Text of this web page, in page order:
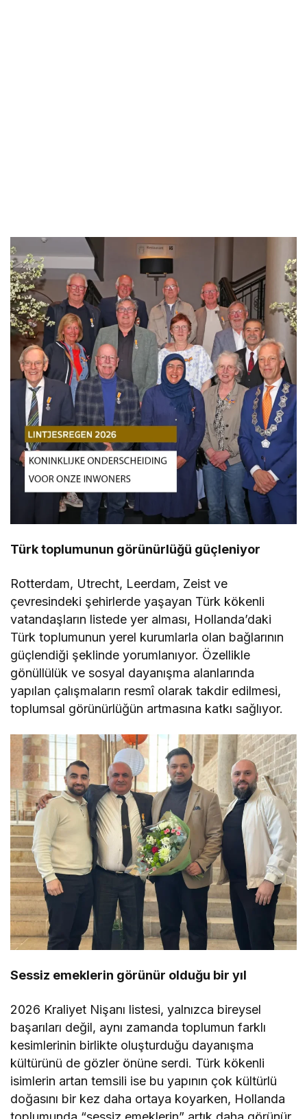
Türk toplumunun görünürlüğü güçleniyor
Rotterdam, Utrecht, Leerdam, Zeist ve
çevresindeki şehirlerde yaşayan Türk kökenli
vatandaşların listede yer alması, Hollanda’daki
Türk toplumunun yerel kurumlarla olan bağlarının
güçlendiği şeklinde yorumlanıyor. Özellikle
gönüllülük ve sosyal dayanışma alanlarında
yapılan çalışmaların resmî olarak takdir edilmesi,
toplumsal görünürlüğün artmasına katkı sağlıyor.
Sessiz emeklerin görünür olduğu bir yıl
2026 Kraliyet Nişanı listesi, yalnızca bireysel
başarıları değil, aynı zamanda toplumun farklı
kesimlerinin birlikte oluşturduğu dayanışma
kültürünü de gözler önüne serdi. Türk kökenli
isimlerin artan temsili ise bu yapının çok kültürlü
doğasını bir kez daha ortaya koyarken, Hollanda